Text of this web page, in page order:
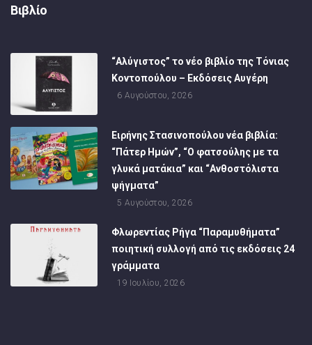
Βιβλίο
“Αλύγιστος” το νέο βιβλίο της Τόνιας
Κοντοπούλου – Εκδόσεις Αυγέρη
6 Αυγούστου, 2026
Ειρήνης Στασινοπούλου νέα βιβλία:
“Πάτερ Ημών”, “Ο φατσούλης με τα
γλυκά ματάκια” και “Ανθοστόλιστα
ψήγματα”
5 Αυγούστου, 2026
Φλωρεντίας Ρήγα “Παραμυθήματα”
ποιητική συλλογή από τις εκδόσεις 24
γράμματα
19 Ιουλίου, 2026